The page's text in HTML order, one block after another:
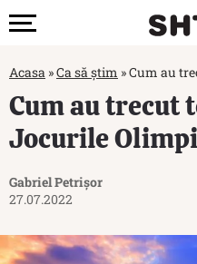
Acasa »Ca să știm »Cum au
Cum au
Jocurile
Gabriel Petrișor
27.07.2022